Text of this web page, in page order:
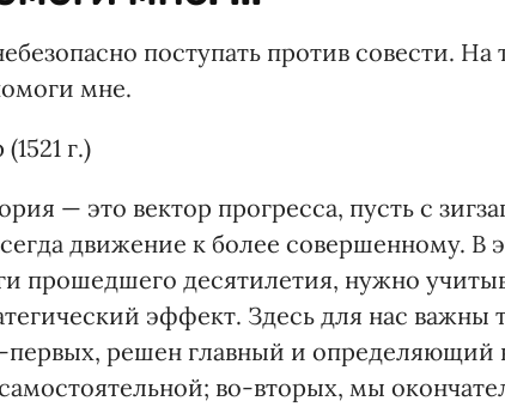
поступать против совести.
мне.
г.)
— это вектор прогресса, пусть с
движение к более совершенному. В
прошедшего десятилетия, нужно
эффект. Здесь для нас важны
первых, решен главный и
во-вторых, мы